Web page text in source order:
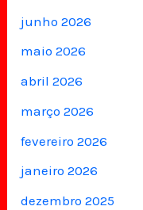
junho 2026
maio 2026
abril 2026
março 2026
fevereiro 2026
janeiro 2026
dezembro 2025